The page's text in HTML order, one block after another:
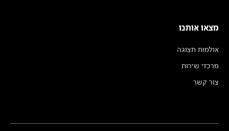
מצאו אותנו
אולמות תצוגה
מרכזי שירות
צור קשר